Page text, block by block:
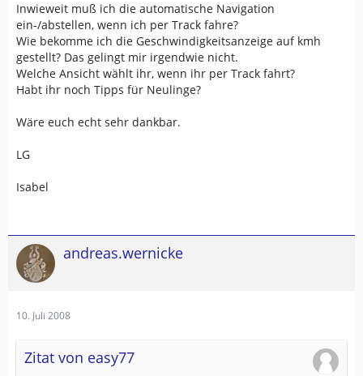
Inwieweit muß ich die automatische Navigation
ein-/abstellen, wenn ich per Track fahre?
Wie bekomme ich die Geschwindigkeitsanzeige auf kmh
gestellt? Das gelingt mir irgendwie nicht.
Welche Ansicht wählt ihr, wenn ihr per Track fahrt?
Habt ihr noch Tipps für Neulinge?
Wäre euch echt sehr dankbar.
LG
Isabel
andreas.wernicke
10. Juli 2008
Zitat von easy77